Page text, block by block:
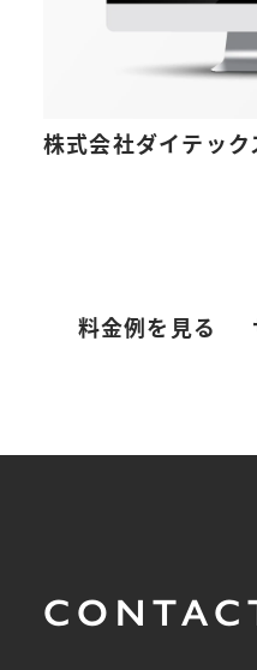
株式会社ダイテック
料金例を見る